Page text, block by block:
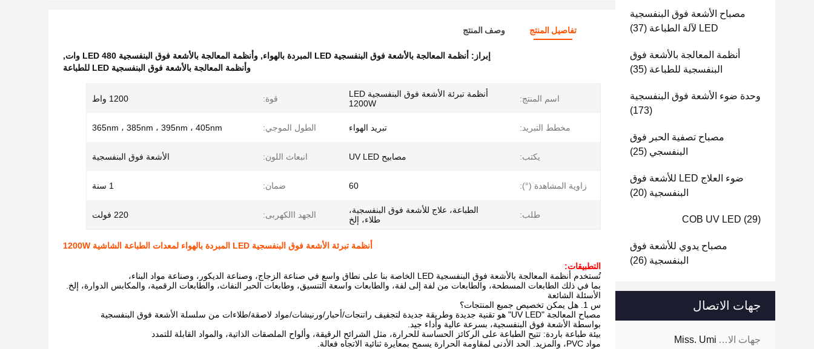
مصباح الأشعة فوق البنفسجية
LED لآلة الطباعة
(37)
أنظمة المعالجة بالأشعة فوق
البنفسجية للطباعة (35)
وحدة ضوء الأشعة فوق البنفسجية
(173)
مصباح تصفية الحبر فوق
البنفسجي (25)
ضوء العلاج LED للأشعة فوق
البنفسجية (20)
COB UV LED (29)
مصباح يدوي للأشعة فوق
البنفسجية (26)
جهات الاتصال
جهات الاتصال: Miss. Umi
تفاصيل المنتج وصف المنتج
إبراز: أنظمة المعالجة بالأشعة فوق البنفسجية LED المبردة بالهواء , وأنظمة المعالجة بالأشعة فوق البنفسجية LED 480 وات
,
وأنظمة المعالجة بالأشعة فوق البنفسجية LED للطباعة
اسم المنتج:
أنظمة تبرئة الأشعة فوق البنفسجية LED
1200W
قوة: 1200 واط
مخطط التبريد: تبريد الهواء الطول الموجي: 365nm ، 385nm ، 395nm ، 405nm
يكتب: مصابيح UV LED انبعاث اللون: الأشعة فوق البنفسجية
زاوية المشاهدة (°): 60 ضمان: 1 سنة
طلب:
الطباعة، علاج للأشعة فوق البنفسجية،
طلاء، إلخ
الجهد االكهربى: 220 فولت
أنظمة تبرئة الأشعة فوق البنفسجية LED المبردة بالهواء لمعدات الطباعة الشاشية 1200W
التطبيقات:
تُستخدم أنظمة المعالجة بالأشعة فوق البنفسجية LED الخاصة بنا على نطاق واسع في صناعة الزجاج، وصناعة الديكور، وصناعة مواد البناء،
بما في ذلك الطابعات المسطحة، والطابعات من لفة إلى لفة، والطابعات واسعة التنسيق، وطابعات الحبر النفاث، والطابعات الرقمية، والمكابس الدوارة، إلخ.
الأسئلة الشائعة
س 1. هل يمكن تخصيص جميع المنتجات؟
مصباح المعالجة "UV LED" هو تقنية جديدة وطريقة جديدة لتجفيف راتنجات/أحبار/ورنيشات/مواد لاصقة/طلاءات من سلسلة الأشعة فوق البنفسجية
بواسطة الأشعة فوق البنفسجية، بسرعة عالية وأداء جيد.
بيئة طباعة باردة: تتيح الطباعة على الركائز الحساسة للحرارة، مثل الشرائح الرقيقة، وألواح الملصقات الذاتية، والمواد القابلة للتمدد
مواد PVC، والمزيد. الحد الأدنى لمقاومة الحرارة يسمح بمعايرة ثنائية الاتجاه فعالة.